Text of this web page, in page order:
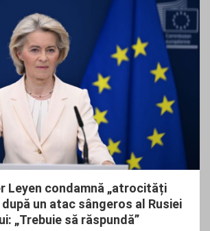
Leyen condamnă „atrocități
un atac sângeros al Rusiei
„Trebuie să răspundă”